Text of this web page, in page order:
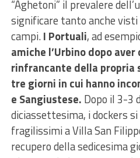
“Aghetoni” il prevalere
significare tanto anche
campi.I Portuali, ad
amiche l’Urbino dopo
rinfrancante della propria
tre giorni in cui hanno
e Sangiustese. Dopo il 3-3
diciassettesima, i dockers
fragilissimi a Villa San
recupero della sedicesima